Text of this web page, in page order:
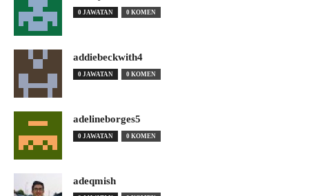
0 JAWATAN 0 KOMEN
addiebeckwith4
0 JAWATAN 0 KOMEN
adelineborges5
0 JAWATAN 0 KOMEN
adeqmish